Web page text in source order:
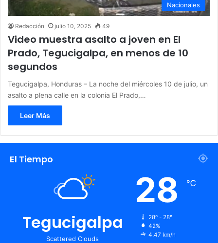
Nacionales
Redacción julio 10, 2025 49
Video muestra asalto a joven en El
Prado, Tegucigalpa, en menos de 10
segundos
Tegucigalpa, Honduras – La noche del miércoles 10 de julio, un
asalto a plena calle en la colonia El Prado,…
Leer Más
El Tiempo
Tegucigalpa
Scattered Clouds
28 ℃
28º - 28º
42%
4.47 km/h